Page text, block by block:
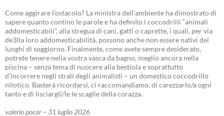
Come aggirare l’ostacolo? La ministra dell’ambiente ha dimostrato di
sapere quanto contino le parole e ha definito i coccodrilli “animali
addomesticabili”, alla stregua di cani, gatti o caprette, i quali, per via
de3lla loro addomesticabilità, possono anche non essere nativi dei
luoghi di soggiorno. Finalmente, come avete sempre desiderato,
potrete tenere nella vostra vasca da bagno, meglio ancora nella
piscina – senza tema di nuocere alla bestiola e soprattutto
d’incorrere negli strali degli animalisti – un domestico coccodrillo
nilotico. Basterà ricordarsi, ci raccomandiamo, di carezzarlo/a ogni
tanto e di lisciargli/le le scaglie della corazza.
valerio pocar – 31 luglio 2026